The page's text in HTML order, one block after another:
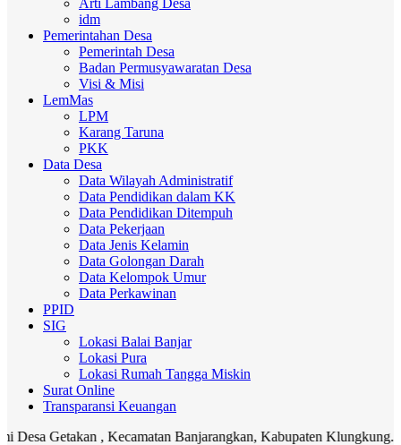
Arti Lambang Desa
idm
Pemerintahan Desa
Pemerintah Desa
Badan Permusyawaratan Desa
Visi & Misi
LemMas
LPM
Karang Taruna
PKK
Data Desa
Data Wilayah Administratif
Data Pendidikan dalam KK
Data Pendidikan Ditempuh
Data Pekerjaan
Data Jenis Kelamin
Data Golongan Darah
Data Kelompok Umur
Data Perkawinan
PPID
SIG
Lokasi Balai Banjar
Lokasi Pura
Lokasi Rumah Tangga Miskin
Surat Online
Transparansi Keuangan
, Kecamatan Banjarangkan, Kabupaten Klungkung. Media